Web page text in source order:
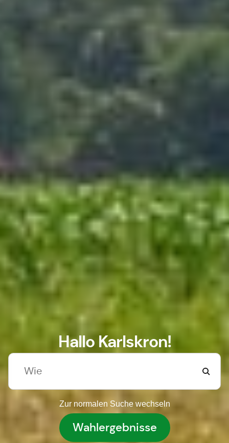
Hallo Karlskron!
Zur normalen Suche wechseln
Wahlergebnisse